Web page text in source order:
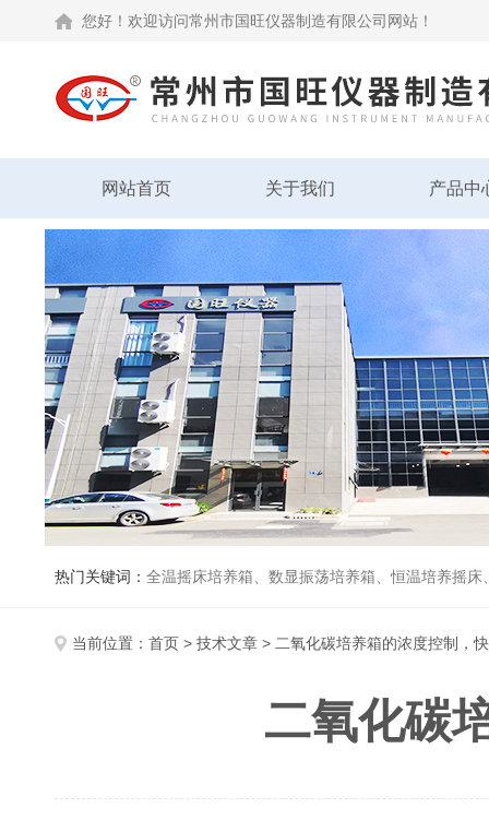
您好！欢迎访问常州市国旺仪器制造有限公司网站！
网站首页 关于我们 产品中
热门关键词： 全温摇床培养箱、数显振荡培养箱、恒温培养摇
当前位置： 首页 > 技术文章 > 二氧化碳培养箱的浓度控制，
二氧化碳